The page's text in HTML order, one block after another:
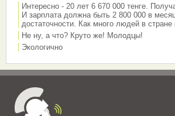
Интересно - 20 лет 6 670 000 тенге.
И зарплата должна быть 2 800 000 в
достаточности. Как много людей в
Не ну, а что? Круто же! Молодцы!
Экологично